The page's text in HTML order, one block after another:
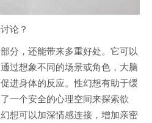
论？
分，还能带来多重好处。它可以
过想象不同的场景或角色，大脑
进身体的反应。性幻想有助于缓
一个安全的心理空间来探索欲
想可以加深情感连接，增加亲密